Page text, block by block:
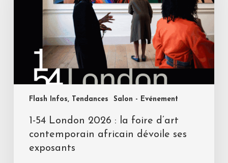
Flash Infos, Tendances Salon - Evénement
1-54 London 2026 : la foire d’art
contemporain africain dévoile ses
exposants